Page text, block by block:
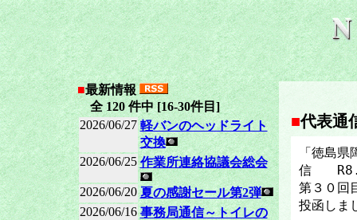
■最新情報
全 120 件中 [16-30件目]
2026/06/27 軽バンのヘッドライト
交換
2026/06/25 作業所連絡協議会総会
2026/06/20 夏の感謝セール第2弾
2026/06/16 事務局通信～トイレの
■代表通
「徳島
信
第３０回
投函しま